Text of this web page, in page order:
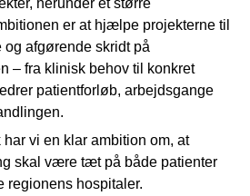
er at hjælpe projekterne til
afgørende skridt på
– fra klinisk behov til konkret
patientforløb, arbejdsgange
har vi en klar ambition om, at
skal være tæt på både patienter
regionens hospitaler.